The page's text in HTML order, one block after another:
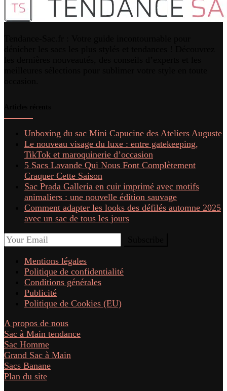
Unboxing du sac Mini Capucine des Ateliers Auguste
Le nouveau visage du luxe : entre gatekeeping,
TikTok et maroquinerie d’occasion
5 Sacs Lavande Qui Nous Font Complètement
Craquer Cette Saison
Sac Prada Galleria en cuir imprimé avec motifs
animaliers : une nouvelle édition sauvage
Comment adapter les looks des défilés automne 2025
avec un sac de tous les jours
Mentions légales
Politique de confidentialité
Conditions générales
Publicité
Politique de Cookies (EU)
A propos de nous
Sac à Main tendance
Sac Homme
Grand Sac à Main
Sacs Banane
Plan du site